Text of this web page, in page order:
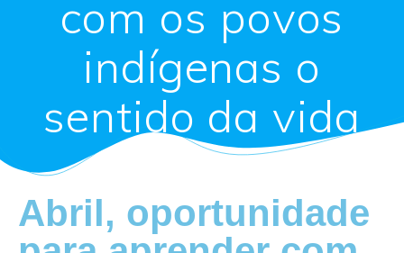
com os povos
indígenas o
sentido da vida
Abril, oportunidade